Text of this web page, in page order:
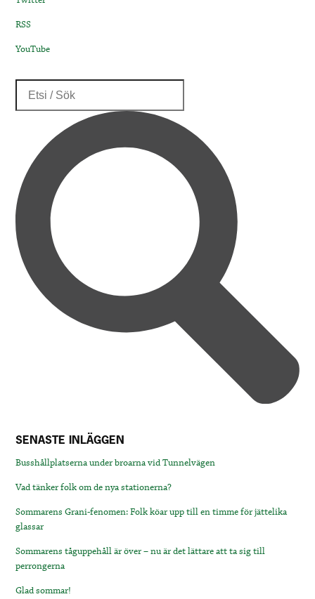
RSS
YouTube
SENASTE INLÄGGEN
Busshållplatserna under broarna vid Tunnelvägen
Vad tänker folk om de nya stationerna?
Sommarens Grani-fenomen: Folk köar upp till en timme för jättelika
glassar
Sommarens tåguppehåll är över – nu är det lättare att ta sig till
perrongerna
Glad sommar!